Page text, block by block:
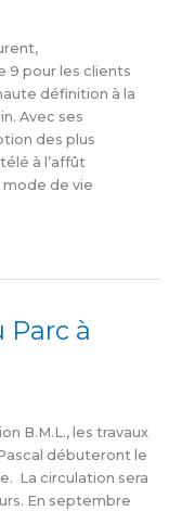
9 pour les clients
définition à la
Avec ses
des plus
à l’affût
de vie
Parc à
B.M.L., les travaux
débuteront le
La circulation sera
En septembre